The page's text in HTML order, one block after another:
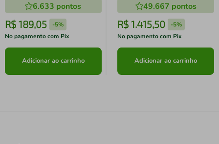
6.633 pontos
R$ 189,05 -5%
No pagamento com Pix
Adicionar ao carrinho
49.667 pontos
R$ 1.415,50 -5%
No pagamento com Pix
Adicionar ao carrinho